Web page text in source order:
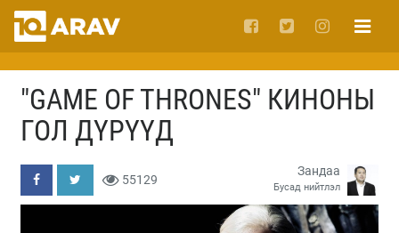
"GAME OF THRONES" КИНОНЫ
ГОЛ ДҮРҮҮД
55129
Зандаа
Бусад нийтлэл